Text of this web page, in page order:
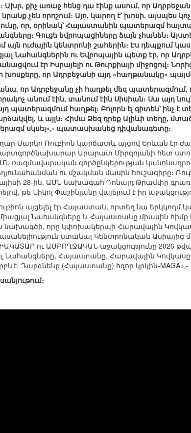
Ախր, քիչ առաջ հենց դա էինք ասում, որ
նրանք չեն որոշում։ Այո, կարող է՝ խոսի, այսպես
որ, օրինակ՝ Հայաստանին պատերազմ
Գուցե եվրոպացիները ձայն չհանեն։
ուժային կենտրոնի շահերին։ Էս դեպքում
Նահանգներին ու Եվրոպային պետք էր, որ
էր Իսրայելի ու Թուրքիայի միջոցով։
որ Ադրբեջանի այդ «հաղթանակը»
որ Ադրբեջանը չի հաղթել մեզ պատերազմում,
անում էին, տանում էին Սիսիան։ Սա այդ
պատերազմում հաղթել։ Բոլորն էլ գիտեն՝ ինչ է
և այլն։ Հիմա Ձեզ դրեք Ալիևի տեղը,
սկսել»,- պատասխանեց դիվանագետը։
Մարկո Ռուբիոն կարճատև այցով Երևան էր
Արարատ Միրզոյանի հետ
գործընկերության
ու մշակման մասին հուշագիրը։
28-ին, ԱՄՆ նախագահ Դոնալդ Թրամփը
թե Նիկոլ Փաշինյանը վայելում է իր
այցելել էր Հայաստան, որտեղ նա երկկողմ
Նահանգները և Հայաստանը միասին հիմք
որը կփոխակերպի Հարավային
ստանալ Կենտրոնական Ասիայից
ու ԱՄԲՈՂՋԱԿԱՆ աջակցությունը 2026
Նահանգները, Հայաստանը, Հարավային
Դարձնենք (Հայաստանը) հզոր կրկին-